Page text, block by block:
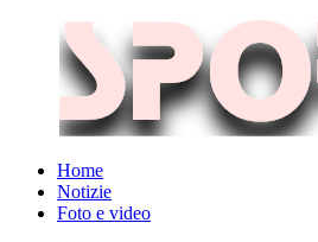
Home
Notizie
Foto e video